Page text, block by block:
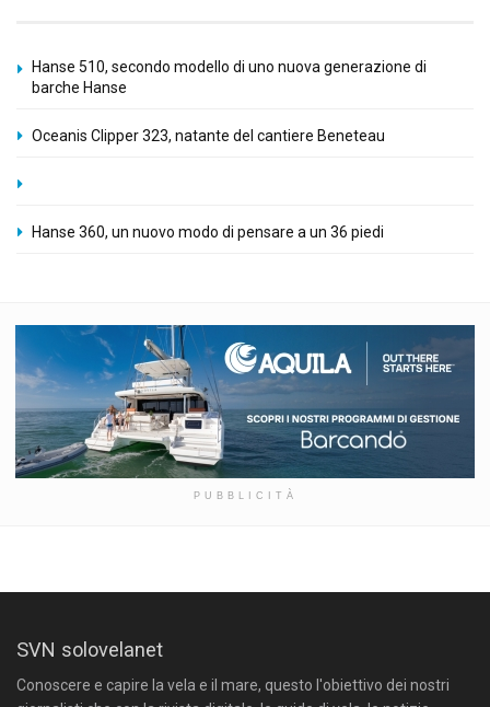
Hanse 510, secondo modello di uno nuova generazione di
barche Hanse
Oceanis Clipper 323, natante del cantiere Beneteau
Hanse 360, un nuovo modo di pensare a un 36 piedi
PUBBLICITÀ
SVN solovelanet
Conoscere e capire la vela e il mare, questo l'obiettivo dei nostri